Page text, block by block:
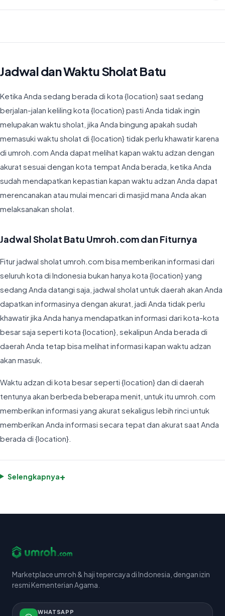
Jadwal dan Waktu Sholat Batu
Ketika Anda sedang berada di kota {location} saat sedang
berjalan-jalan keliling kota {location} pasti Anda tidak ingin
melupakan waktu sholat, jika Anda bingung apakah sudah
memasuki waktu sholat di {location} tidak perlu khawatir karena
di umroh.com Anda dapat melihat kapan waktu adzan dengan
akurat sesuai dengan kota tempat Anda berada, ketika Anda
sudah mendapatkan kepastian kapan waktu adzan Anda dapat
merencanakan atau mulai mencari di masjid mana Anda akan
melaksanakan sholat.
Jadwal Sholat Batu Umroh.com dan Fiturnya
Fitur jadwal sholat umroh.com bisa memberikan informasi dari
seluruh kota di Indonesia bukan hanya kota {location} yang
sedang Anda datangi saja, jadwal sholat untuk daerah akan Anda
dapatkan informasinya dengan akurat, jadi Anda tidak perlu
khawatir jika Anda hanya mendapatkan informasi dari kota-kota
besar saja seperti kota {location}, sekalipun Anda berada di
daerah Anda tetap bisa melihat informasi kapan waktu adzan
akan masuk.
Waktu adzan di kota besar seperti {location} dan di daerah
tentunya akan berbeda beberapa menit, untuk itu umroh.com
memberikan informasi yang akurat sekaligus lebih rinci untuk
memberikan Anda informasi secara tepat dan akurat saat Anda
berada di {location}.
Selengkapnya+
Marketplace umroh & haji tepercaya di Indonesia, dengan izin
resmi Kementerian Agama.
WHATSAPP